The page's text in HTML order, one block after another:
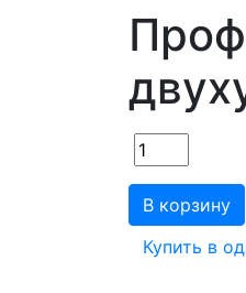
В корзину
Купить в